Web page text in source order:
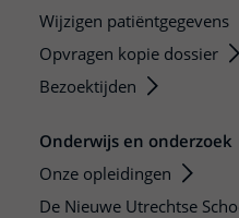
Wijzigen patiëntgegevens
Opvragen kopie dossier
Bezoektijden
Onderwijs en onderzoek
Onze opleidingen
De Nieuwe Utrechtse